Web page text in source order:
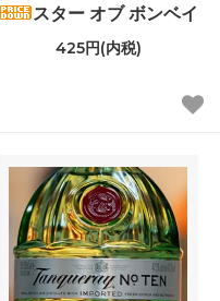
スター オブ ボンベイ
425円(内税)